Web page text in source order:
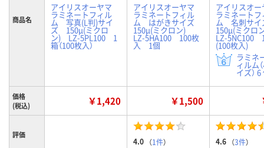
商品名
アイリスオーヤマ
ラミネートフィル
ム 写真(L判)サイ
ズ 150μ(ミクロ
ン) LZ-5PL100 1
箱（100枚入）
アイリスオーヤマ
ラミネートフィル
ム はがきサイズ
150μ(ミクロン)
LZ-5HA100 100枚
入 1個
アイリスオ
ラミネートフ
ム 名刺サ
150μ(ミク
LZ-5NC100
(100枚入)
ラミネ
ィルム
イズ） 6
価格
(税込)
￥1,420 ￥1,500
評価
4.0 （1件） 4.6 （3件）